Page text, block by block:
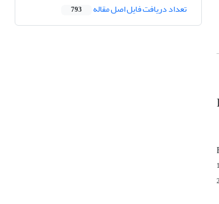
1
2
تعداد دریافت فایل اصل مقاله 793